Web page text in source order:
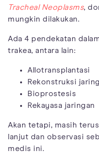
Tracheal Neoplasms,
mungkin dilakukan.
Ada 4 pendekatan
trakea, antara lain:
Allotransplantasi
Rekonstruksi
Bioprostesis
Rekayasa jaringan
Akan tetapi, masih
lanjut dan observasi
medis ini.